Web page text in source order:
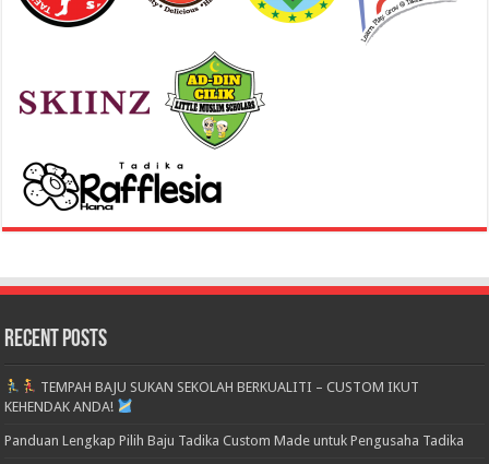
Recent Posts
TEMPAH BAJU SUKAN SEKOLAH BERKUALITI – CUSTOM IKUT
KEHENDAK ANDA!
Panduan Lengkap Pilih Baju Tadika Custom Made untuk Pengusaha Tadika